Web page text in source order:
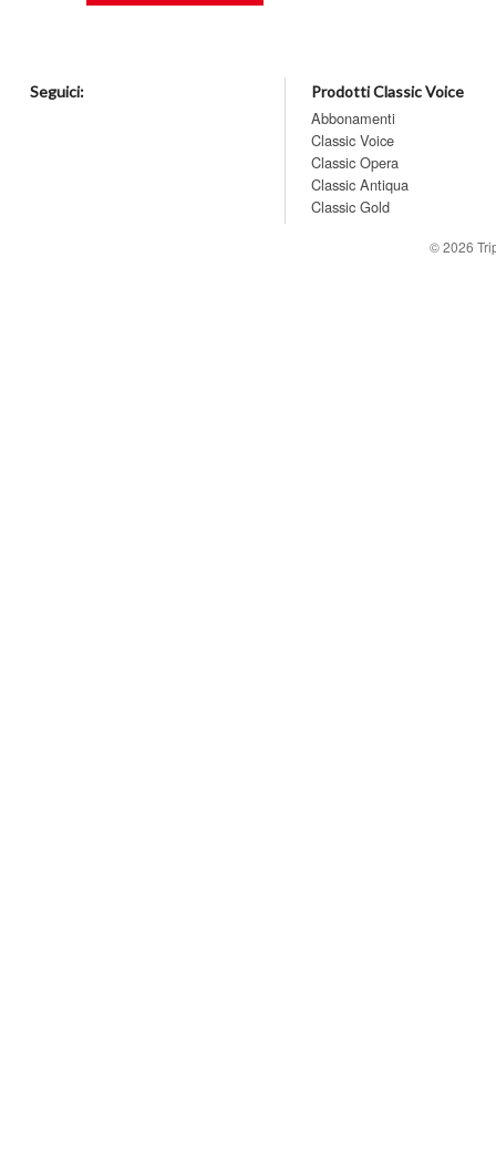
Seguici: Prodotti Classic Voice
Abbonamenti
Classic Voice
Classic Opera
Classic Antiqua
Classic Gold
© 2026